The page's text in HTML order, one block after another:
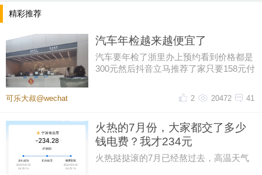
精彩推荐
汽车年检越来越便宜了
汽车要年检了浙里办上预约看到价格都是
300元然后抖音立马推荐了家只要158元付
可乐大叔@wechat 41
20472
2
火热的7月份，大家都交了多少
钱电费？我才234元
火热挞挞滚的7月已经熬过去，高温天气